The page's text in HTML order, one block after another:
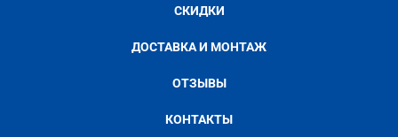
СКИДКИ
ДОСТАВКА И МОНТАЖ
ОТЗЫВЫ
КОНТАКТЫ